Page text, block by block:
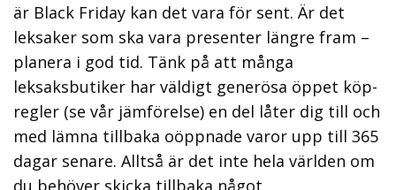
är Black Friday kan det vara för sent. Är det
leksaker som ska vara presenter längre fram –
planera i god tid. Tänk på att många
leksaksbutiker har väldigt generösa öppet köp-
regler (se vår jämförelse) en del låter dig till och
med lämna tillbaka oöppnade varor upp till 365
dagar senare. Alltså är det inte hela världen om
du behöver skicka tillbaka något.